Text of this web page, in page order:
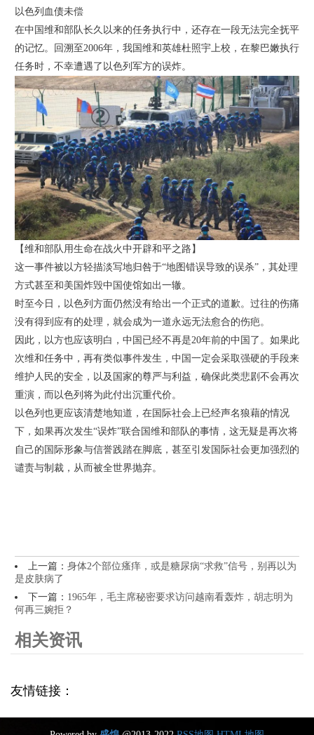
以色列血债未偿
在中国维和部队长久以来的任务执行中，还存在一段无法完全抚平
的记忆。回溯至2006年，我国维和英雄杜照宇上校，在黎巴嫩执行
任务时，不幸遭遇了以色列军方的误炸。
【维和部队用生命在战火中开辟和平之路】
这一事件被以方轻描淡写地归咎于“地图错误导致的误杀”，其处理
方式甚至和美国炸毁中国使馆如出一辙。
时至今日，以色列方面仍然没有给出一个正式的道歉。过往的伤痛
没有得到应有的处理，就会成为一道永远无法愈合的伤疤。
因此，以方也应该明白，中国已经不再是20年前的中国了。如果此
次维和任务中，再有类似事件发生，中国一定会采取强硬的手段来
维护人民的安全，以及国家的尊严与利益，确保此类悲剧不会再次
重演，而以色列将为此付出沉重代价。
以色列也更应该清楚地知道，在国际社会上已经声名狼藉的情况
下，如果再次发生“误炸”联合国维和部队的事情，这无疑是再次将
自己的国际形象与信誉践踏在脚底，甚至引发国际社会更加强烈的
谴责与制裁，从而被全世界抛弃。
上一篇： 身体2个部位瘙痒，或是糖尿病“求救”信号，别再以为
是皮肤病了
下一篇： 1965年，毛主席秘密要求访问越南看轰炸，胡志明为
何再三婉拒？
相关资讯
友情链接：